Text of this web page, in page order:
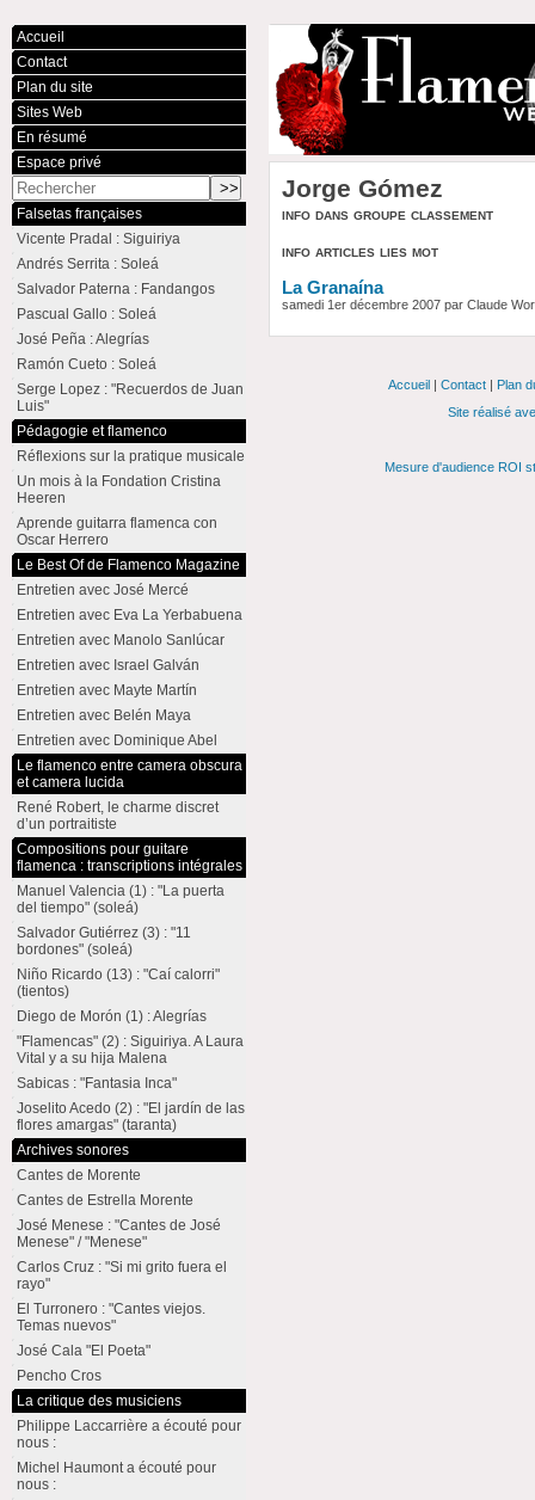
Jorge Gómez
info dans groupe classement
info articles lies mot
La Granaína
samedi 1er décembre 2007 par Claude
Accueil
Contact
Plan du site
Sites Web
En résumé
Espace privé
Falsetas françaises
Vicente Pradal : Siguiriya
Andrés Serrita : Soleá
Salvador Paterna : Fandangos
Pascual Gallo : Soleá
José Peña : Alegrías
Ramón Cueto : Soleá
Serge Lopez : "Recuerdos de Juan
Luis"
Pédagogie et flamenco
Réflexions sur la pratique musicale
Un mois à la Fondation Cristina
Heeren
Aprende guitarra flamenca con
Oscar Herrero
Le Best Of de Flamenco Magazine
Entretien avec José Mercé
Entretien avec Eva La Yerbabuena
Entretien avec Manolo Sanlúcar
Entretien avec Israel Galván
Entretien avec Mayte Martín
Entretien avec Belén Maya
Entretien avec Dominique Abel
Le flamenco entre camera obscura
et camera lucida
René Robert, le charme discret
d’un portraitiste
Compositions pour guitare
flamenca : transcriptions intégrales
Manuel Valencia (1) : "La puerta
del tiempo" (soleá)
Salvador Gutiérrez (3) : "11
bordones" (soleá)
Niño Ricardo (13) : "Caí calorri"
(tientos)
Diego de Morón (1) : Alegrías
"Flamencas" (2) : Siguiriya. A Laura
Vital y a su hija Malena
Sabicas : "Fantasia Inca"
Joselito Acedo (2) : "El jardín de las
flores amargas" (taranta)
Archives sonores
Cantes de Morente
Cantes de Estrella Morente
José Menese : "Cantes de José
Menese" / "Menese"
Carlos Cruz : "Si mi grito fuera el
rayo"
El Turronero : "Cantes viejos.
Temas nuevos"
José Cala "El Poeta"
Pencho Cros
La critique des musiciens
Philippe Laccarrière a écouté pour
nous :
Michel Haumont a écouté pour
nous :
Accueil| Contact| Plan
Site réalisé
Mesure d'audience ROI